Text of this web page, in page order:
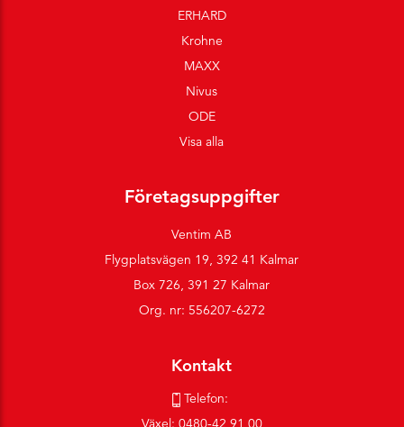
ERHARD
Krohne
MAXX
Nivus
ODE
Visa alla
Företagsuppgifter
Ventim AB
Flygplatsvägen 19, 392 41 Kalmar
Box 726, 391 27 Kalmar
Org. nr: 556207-6272
Kontakt
Telefon: